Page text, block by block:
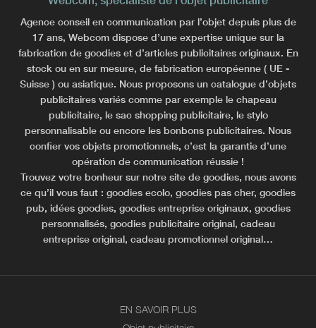
Agence conseil en communication par l’objet depuis plus de
17 ans, Webcom dispose d’une expertise unique sur la
fabrication de goodies et d’articles publicitaires originaux. En
stock ou en sur mesure, de fabrication européenne ( UE -
Suisse ) ou asiatique. Nous proposons un catalogue d’objets
publicitaires variés comme par exemple le chapeau
publicitaire, le sac shopping publicitaire, le stylo
personnalisable ou encore les bonbons publicitaires. Nous
confier vos objets promotionnels, c’est la garantie d’une
opération de communication réussie !
Trouvez votre bonheur sur notre site de goodies, nous avons
ce qu’il vous faut : goodies ecolo, goodies pas cher, goodies
pub, idées goodies, goodies entreprise originaux, goodies
personnalisés, goodies publicitaire original, cadeau
entreprise original, cadeau promotionnel original…
EN SAVOIR PLUS